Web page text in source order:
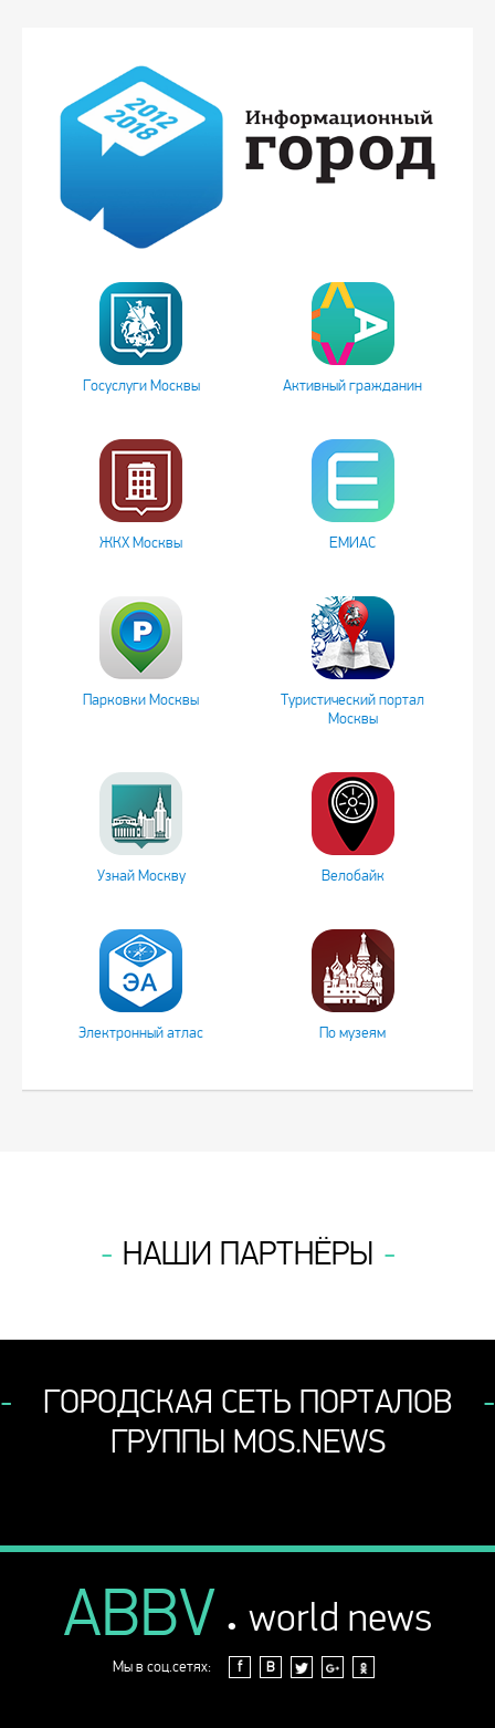
Госуслуги Москвы Активный гражданин
ЖКХ Москвы ЕМИАС
Парковки Москвы
Туристический портал
Москвы
Узнай Москву Велобайк
Электронный атлас По музеям
НАШИ ПАРТНЁРЫ
ГОРОДСКАЯ СЕТЬ ПОРТАЛОВ
ГРУППЫ MOS.NEWS
ABBV . world news
Мы в соц.сетях: f В